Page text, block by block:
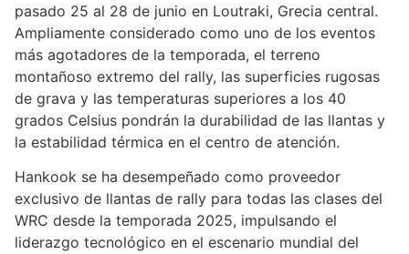
pasado 25 al 28 de junio en Loutraki, Grecia central.
Ampliamente considerado como uno de los eventos
más agotadores de la temporada, el terreno
montañoso extremo del rally, las superficies rugosas
de grava y las temperaturas superiores a los 40
grados Celsius pondrán la durabilidad de las llantas y
la estabilidad térmica en el centro de atención.
Hankook se ha desempeñado como proveedor
exclusivo de llantas de rally para todas las clases del
WRC desde la temporada 2025, impulsando el
liderazgo tecnológico en el escenario mundial del